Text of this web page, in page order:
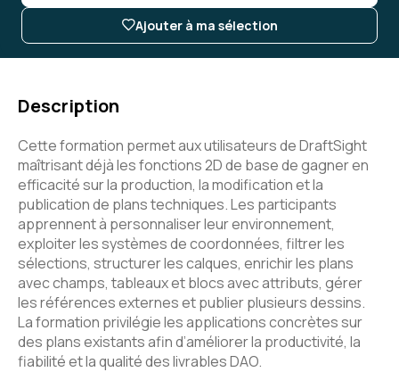
Ajouter à ma sélection
Description
Cette formation permet aux utilisateurs de DraftSight
maîtrisant déjà les fonctions 2D de base de gagner en
efficacité sur la production, la modification et la
publication de plans techniques. Les participants
apprennent à personnaliser leur environnement,
exploiter les systèmes de coordonnées, filtrer les
sélections, structurer les calques, enrichir les plans
avec champs, tableaux et blocs avec attributs, gérer
les références externes et publier plusieurs dessins.
La formation privilégie les applications concrètes sur
des plans existants afin d’améliorer la productivité, la
fiabilité et la qualité des livrables DAO.